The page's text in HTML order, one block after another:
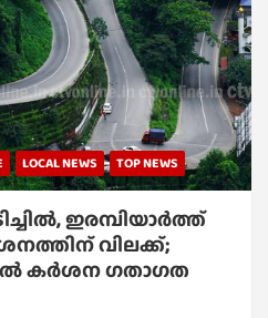
LOCAL NEWS TOP NEWS
ഇരമ്പിയാര്‍ത്ത്
വിലക്ക്;
കര്‍ശന ഗതാഗത